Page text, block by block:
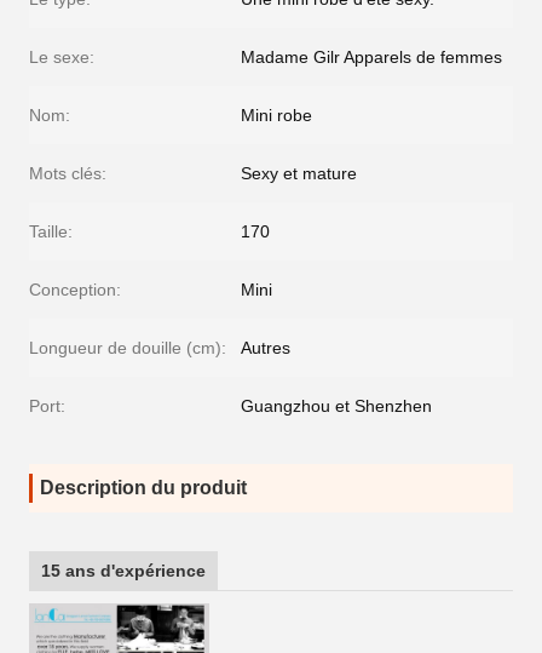
Le sexe: Madame Gilr Apparels de femmes
Nom: Mini robe
Mots clés: Sexy et mature
Taille: 170
Conception: Mini
Longueur de douille (cm): Autres
Port: Guangzhou et Shenzhen
Description du produit
15 ans d'expérience